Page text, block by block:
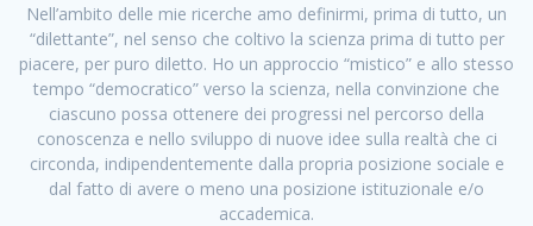
Nell’ambito delle mie ricerche amo definirmi, prima di tutto, un
“dilettante”, nel senso che coltivo la scienza prima di tutto per
piacere, per puro diletto. Ho un approccio “mistico” e allo stesso
tempo “democratico” verso la scienza, nella convinzione che
ciascuno possa ottenere dei progressi nel percorso della
conoscenza e nello sviluppo di nuove idee sulla realtà che ci
circonda, indipendentemente dalla propria posizione sociale e
dal fatto di avere o meno una posizione istituzionale e/o
accademica.